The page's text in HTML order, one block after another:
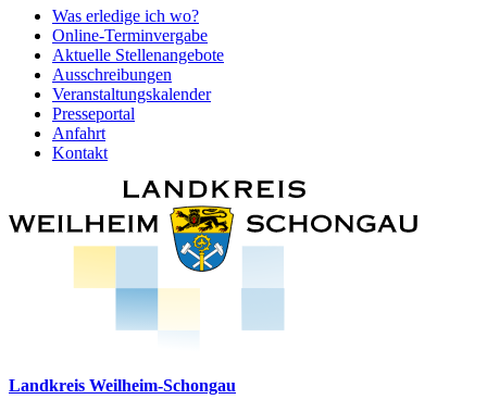
Was erledige ich wo?
Online-Terminvergabe
Aktuelle Stellenangebote
Ausschreibungen
Veranstaltungskalender
Presseportal
Anfahrt
Kontakt
Landkreis Weilheim-Schongau